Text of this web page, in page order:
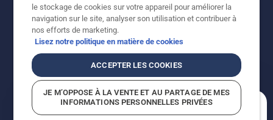
l'amélioration continue, le produit peut légèrement
varier par rapport aux images, mais la fonctionnalité de
le stockage de cookies sur votre appareil pour améliorer la
navigation sur le site, analyser son utilisation et contribuer à
nos efforts de marketing.
Lisez notre politique en matière de cookies
ACCEPTER LES COOKIES
JE M’OPPOSE À LA VENTE ET AU PARTAGE DE MES
INFORMATIONS PERSONNELLES PRIVÉES
En quoi pouvons-nous vous aider?